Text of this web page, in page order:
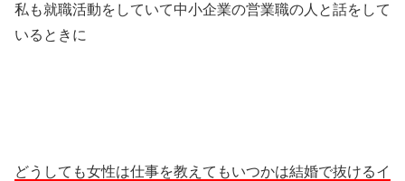
私も就職活動をしていて中小企業の営業職の人と話をして
いるときに
どうしても女性は仕事を教えてもいつかは結婚で抜けるイ